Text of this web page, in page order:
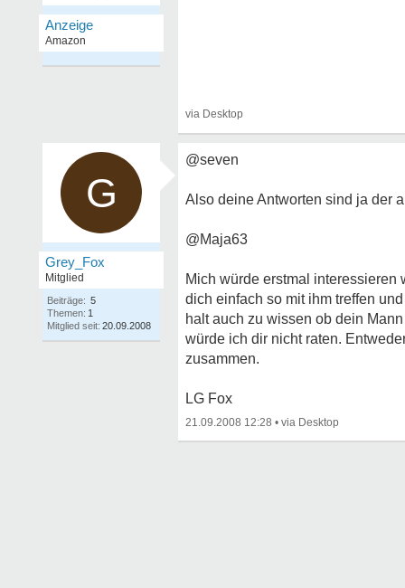
G
Grey_Fox
Mitglied
Beiträge: 5
Themen: 1
Mitglied seit: 20.09.2008
@seven
Also deine Antworten sind ja der
@Maja63
Mich würde erstmal
dich einfach so mit ihm treffen
halt auch zu wissen ob dein
würde ich dir nicht raten.
zusammen.
LG Fox
21.09.2008 12:28 •